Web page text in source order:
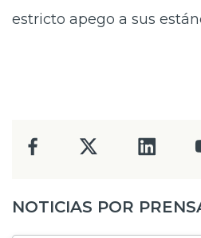
estricto apego a sus
NOTICIAS POR